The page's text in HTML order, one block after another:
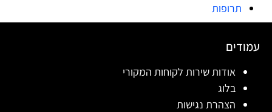
תרופות
עמודים
אודות שירות לקוחות המקורי
בלוג
הצהרת נגישות